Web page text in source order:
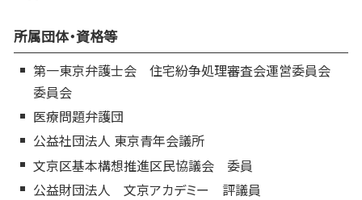
所属団体・資格等
第一東京弁護士会 住宅紛争処理審査会運営委員会
委員会
医療問題弁護団
公益社団法人 東京青年会議所
文京区基本構想推進区民協議会 委員
公益財団法人 文京アカデミー 評議員